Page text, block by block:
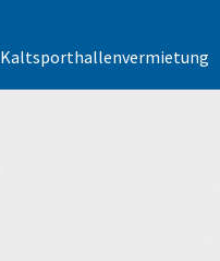
Kaltsporthallenvermietung